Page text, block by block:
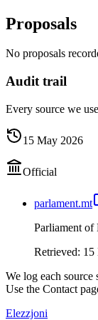
Proposals
No proposals
Audit trail
Every source we
15 May 2026
Official
parlament.mt
Parliament of
Retrieved: 15
We log each
Use the Contact
Elezzjoni